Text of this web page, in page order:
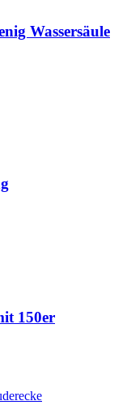
Wassersäule
150er